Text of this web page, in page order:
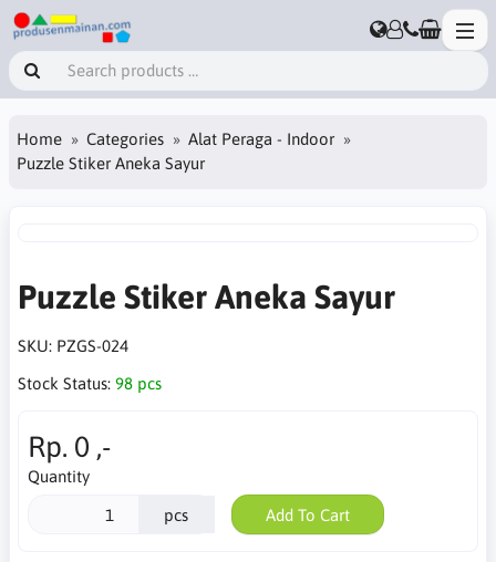
Home Categories
Alat Peraga - Indoor
Puzzle Stiker Aneka Sayur
Puzzle Stiker Aneka Sayur
SKU: PZGS-024
Stock Status: 98 pcs
Rp. 0 ,-
Quantity
pcs Add To Cart